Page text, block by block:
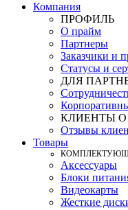
Компания
ПРОФИЛЬ
О прайм
Партнеры
Заказчики и
Статусы и
ДЛЯ
КЛИЕНТЫ О
Отзывы
Товары
Аксессуары
Блоки
Видеокарты
Жесткие